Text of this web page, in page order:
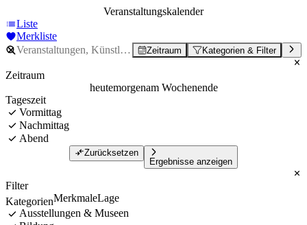
Veranstaltungskalender
Liste
Merkliste
Zeitraum Kategorien & Filter
Zeitraum
heutemorgenam Wochenende
Tageszeit
Vormittag
Nachmittag
Abend
Zurücksetzen
Ergebnisse anzeigen
Filter
KategorienMerkmaleLage
Ausstellungen & Museen